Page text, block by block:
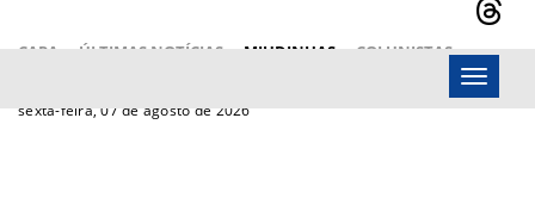
CAPA ÚLTIMAS NOTÍCIAS MIUDINHAS
COLUNISTAS
sexta-feira, 07 de agosto de 2026
Menu